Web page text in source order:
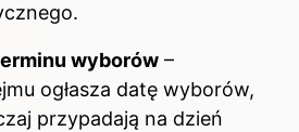
wyborów –
ogłasza datę wyborów,
przypadają na dzień